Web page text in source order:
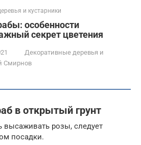
и кустарники
особенности
секрет цветения
Декоративные деревья и
Смирнов
в открытый грунт
высаживать розы, следует
посадки.